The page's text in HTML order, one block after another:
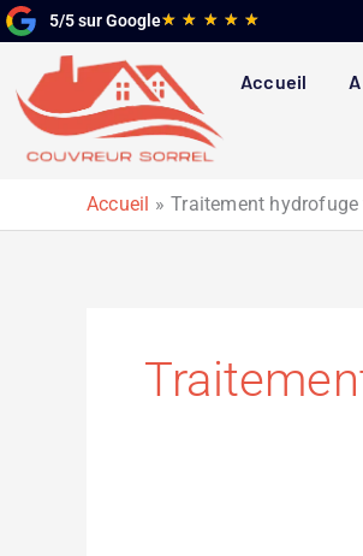
Aller
au
contenu
5/5 sur Google★ ★ ★ ★ ★
5
Accueil
Accueil Traitement